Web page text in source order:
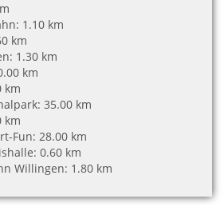
1.10 km
km
1.30 km
km
km
35.00 km
km
Fun: 28.00 km
0.60 km
Willingen: 1.80 km